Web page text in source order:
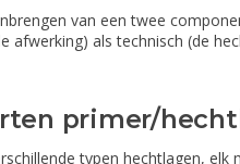
van een twee
afwerking) als technisch (de
primer/
typen hechtlagen,